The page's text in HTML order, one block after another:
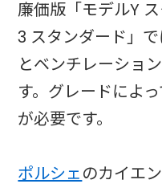
廉価版「モデルY
3 スタンダード」
とベンチレーショ
す。グレードによ
が必要です。
ポルシェのカイエ